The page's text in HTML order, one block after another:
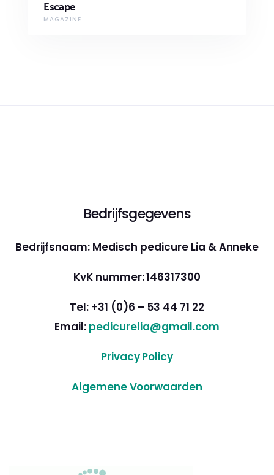
Escape
MAGAZINE
Bedrijfsgegevens
Bedrijfsnaam: Medisch pedicure Lia & Anneke
KvK nummer: 146317300
Tel: +31 (0)6 – 53 44 71 22
Email: pedicurelia@gmail.com
Privacy Policy
Algemene Voorwaarden